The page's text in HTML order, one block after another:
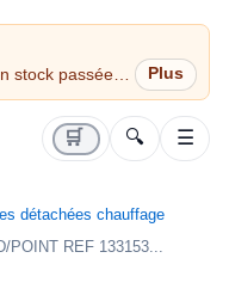
stock passées
(jours
🛒 🔍 ☰
détachées chauffage
POINT REF 133153...